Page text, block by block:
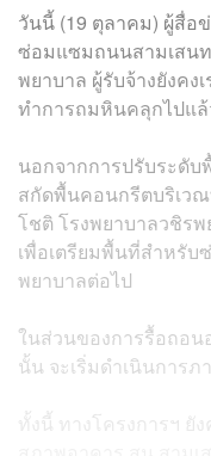
วันนี้ (19 ตุลาคม) ผู้สื่อ
ซ่อมแซมถนนสามเสน
พยาบาล ผู้รับจ้างยังคง
ทำการถมหินคลุกไปแ
นอกจากการปรับระดับ
สกัดพื้นคอนกรีตบริเว
โชติ โรงพยาบาลวชิร
เพื่อเตรียมพื้นที่สำหรั
พยาบาลต่อไป
ในส่วนของการรื้อถอ
นั้น จะเริ่มดำเนินการ
ทั้งนี้ ทางโครงการฯ ยั